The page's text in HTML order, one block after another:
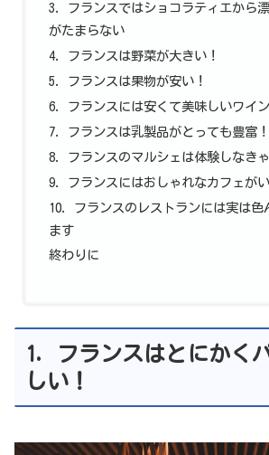
3. フランスではショコラティエから
がたまらない
4. フランスは野菜が大きい！
5. フランスは果物が安い！
6. フランスには安くて美味しいワイ
7. フランスは乳製品がとっても豊富！
8. フランスのマルシェは体験しなきゃ
9. フランスにはおしゃれなカフェがい
10. フランスのレストランには実は色
ます
終わりに
1. フランスはとにかく
しい！